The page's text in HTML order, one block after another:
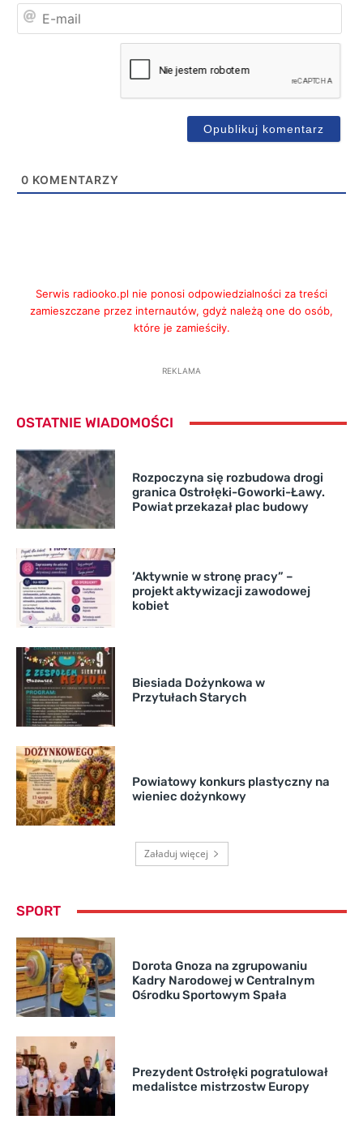
0 KOMENTARZY
Serwis radiooko.pl nie ponosi odpowiedzialności za treści
zamieszczane przez internautów, gdyż należą one do osób,
które je zamieściły.
REKLAMA
OSTATNIE WIADOMOŚCI
Rozpoczyna się rozbudowa drogi
granica Ostrołęki-Goworki-Ławy.
Powiat przekazał plac budowy
’Aktywnie w stronę pracy” –
projekt aktywizacji zawodowej
kobiet
Biesiada Dożynkowa w
Przytułach Starych
Powiatowy konkurs plastyczny na
wieniec dożynkowy
Załaduj więcej
SPORT
Dorota Gnoza na zgrupowaniu
Kadry Narodowej w Centralnym
Ośrodku Sportowym Spała
Prezydent Ostrołęki pogratulował
medalistce mistrzostw Europy